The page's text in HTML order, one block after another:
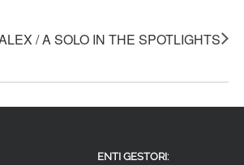
/ A SOLO IN THE SPOTLIGHTS
ENTI GESTORI: